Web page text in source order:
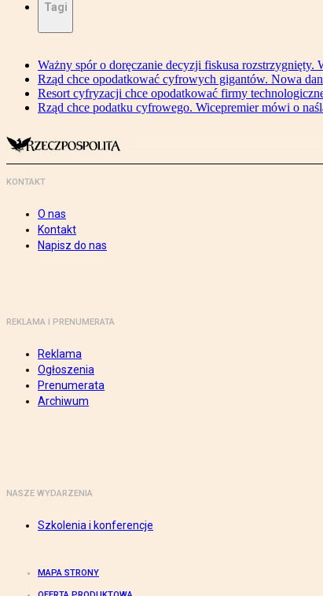
Tagi
Ważny spór o doręczanie decyzji fiskusa rozstrzygnięty.
Rząd chce opodatkować cyfrowych gigantów. Nowa
Resort cyfryzacji chce opodatkować firmy
Rząd chce podatku cyfrowego. Wicepremier mówi o
KONTAKT
O nas
Kontakt
Napisz do nas
REKLAMA I PRENUMERATA
Reklama
Ogłoszenia
Prenumerata
Archiwum
NASZE WYDARZENIA
Szkolenia i konferencje
MAPA STRONY